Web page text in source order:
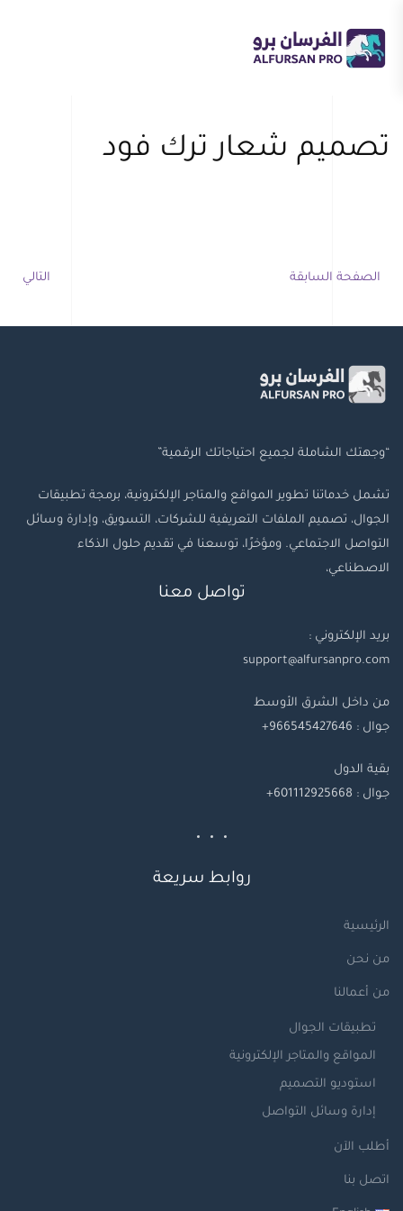
Skip to main content
تصميم شعار ترك فود
الصفحة السابقة التالي
“وجهتك الشاملة لجميع احتياجاتك الرقمية”
تشمل خدماتنا تطوير المواقع والمتاجر الإلكترونية، برمجة تطبيقات
الجوال، تصميم الملفات التعريفية للشركات، التسويق، وإدارة وسائل
التواصل الاجتماعي. ومؤخرًا، توسعنا في تقديم حلول الذكاء
الاصطناعي،
تواصل معنا
بريد الإلكتروني :
support@alfursanpro.com
من داخل الشرق الأوسط
جوال : 966545427646+
بقية الدول
جوال : 601112925668+
روابط سريعة
الرئيسية
من نحن
من أعمالنا
تطبيقات الجوال
المواقع والمتاجر الإلكترونية
استوديو التصميم
إدارة وسائل التواصل
أطلب الآن
اتصل بنا